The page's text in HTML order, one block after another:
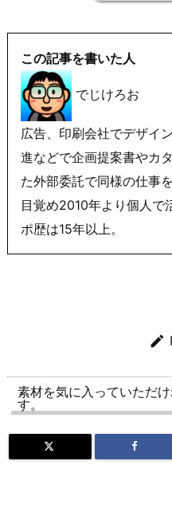
この記事を書いた人
でじけろお
広告、印刷会社でデザイ
進などで企画提案書やカ
た外部委託で同様の仕事
目覚め2010年より個人で
ポ歴は15年以上。

素材を気に入っていただ
す。